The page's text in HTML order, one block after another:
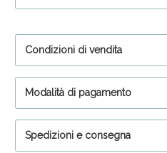
Condizioni di vendita
Modalità di pagamento
Spedizioni e consegna